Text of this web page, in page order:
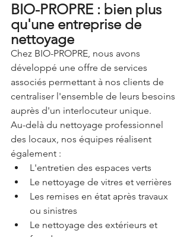
BIO-PROPRE : bien plus
qu'une entreprise de
nettoyage
Chez BIO-PROPRE, nous avons
développé une offre de services
associés permettant à nos clients de
centraliser l'ensemble de leurs besoins
auprès d'un interlocuteur unique.
Au-delà du nettoyage professionnel
des locaux, nos équipes réalisent
également :
L'entretien des espaces verts
Le nettoyage de vitres et verrières
Les remises en état après travaux
ou sinistres
Le nettoyage des extérieurs et